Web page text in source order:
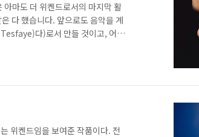
마도 더 위켄드로서의 마지막 활
다 했습니다. 앞으로도 음악을 계
다)로서 만들 것이고, 어쩌
있습니다.” (W 매거진 인터뷰 속
지가 없는 가정에서..
위켄드임을 보여준 작품이다. 전